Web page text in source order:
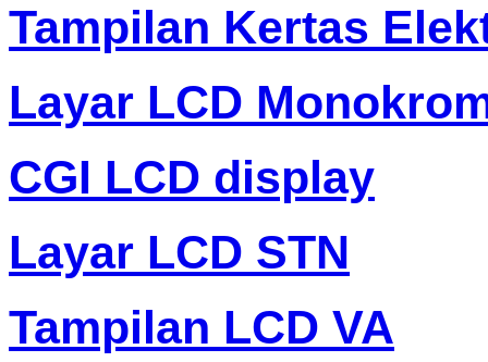
Tampilan Kertas
Layar LCD
CGI LCD display
Layar LCD STN
Tampilan LCD VA